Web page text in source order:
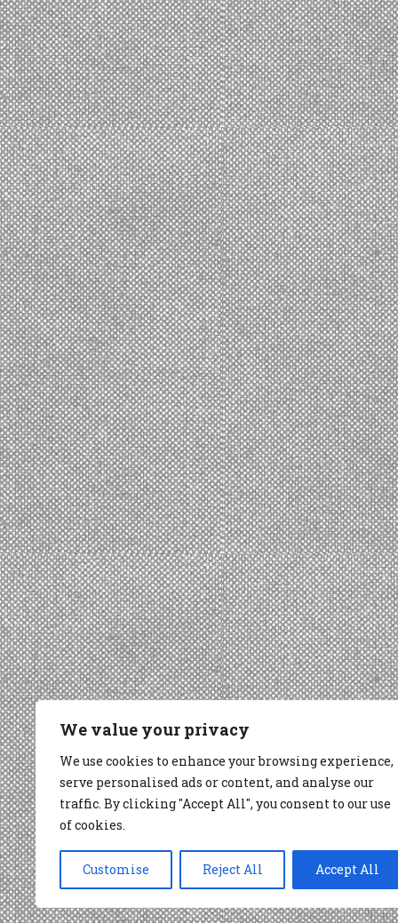
We value your privacy
We use cookies to enhance your browsing experience,
serve personalised ads or content, and analyse our
traffic. By clicking "Accept All", you consent to our use
of cookies.
Customise Reject All Accept All